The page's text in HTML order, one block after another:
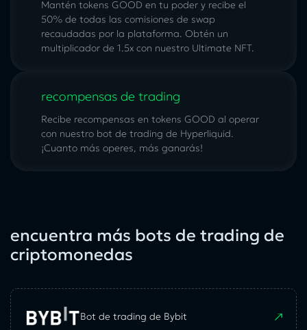
Mantén tokens GOOD en tu poder y recibe el
50% de todas las comisiones de swap
recaudadas por la plataforma. Obtén un
multiplicador de 1.5x con nuestro Ultimate NFT.
recompensas de trading
Recibe recompensas en tokens GOOD al operar
con nuestro bot de trading de Hyperliquid.
¡Cuanto más operes, más ganarás!
encuentra más bots de trading de
criptomonedas
Bot de trading de Bybit